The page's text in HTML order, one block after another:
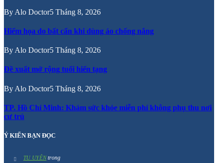
By Alo Doctor5 Tháng 8, 2026
Hiểm họa do bất cẩn khi dùng áo chống nắng
By Alo Doctor5 Tháng 8, 2026
Đề xuất mở rộng tuổi hiến tạng
By Alo Doctor5 Tháng 8, 2026
TP. Hồ Chí Minh: Khám sức khỏe miễn phí không phụ thu nơi
cư trú
Ý KIẾN BẠN ĐỌC
TU UYÊNtrong